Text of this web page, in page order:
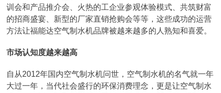
训会和产品推介会、火热的工企业参观体验模式、共筑财富
的招商盛宴、新型的厂家直销抢购会等等，这些成功的运营
方法让福能达空气制水机品牌被越来越多的人熟知和喜爱。
市场认知度越来越高
自从2012年国内空气制水机问世，空气制水机的名气就一年
大过一年，当代社会盛行的环保消费理念，更是让空气制水